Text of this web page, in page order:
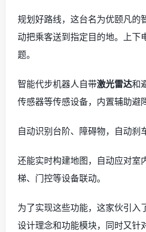
规划好路线，这台名为优颐凡的
动把乘客送到指定目的地。上下
题。
智能代步机器人自带激光雷达和
传感器等传感设备，内置辅助避
自动识别台阶、障碍物，自动刹
还能实时构建地图，自动应对室
梯、门控等设备联动。
为了实现这些功能，这家伙引入
设计理念和功能模块，同时又针